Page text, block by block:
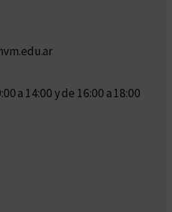
a 14:00 y de 16:00 a 18:00